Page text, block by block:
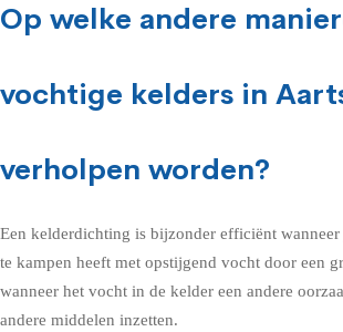
Op welke andere
vochtige kelders in
verholpen worden?
Een kelderdichting is bijzonder efficiënt
te kampen heeft met opstijgend vocht door een
wanneer het vocht in de kelder een andere
andere middelen inzetten.